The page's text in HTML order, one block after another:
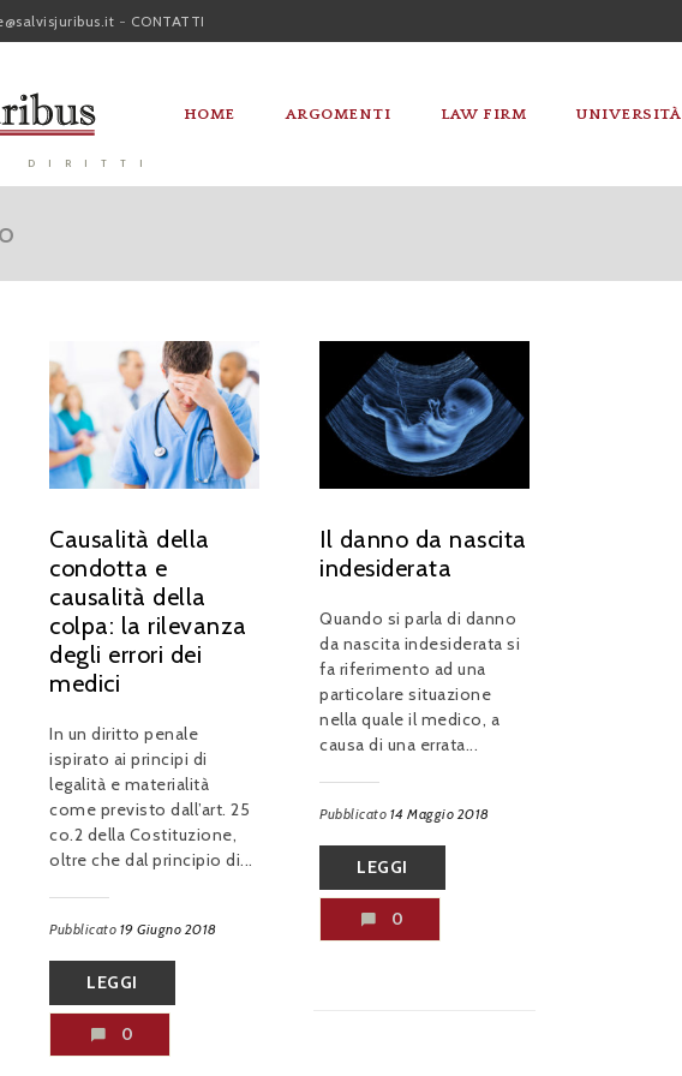
- CONTATTI
DIRITTI
HOME ARGOMENTI LAW FIRM UNIVERSITÀ
Causalità della
condotta e
causalità della
colpa: la rilevanza
degli errori dei
medici
In un diritto penale
ispirato ai principi di
legalità e materialità
come previsto dall’art. 25
co.2 della Costituzione,
oltre che dal principio di...
Pubblicato 19 Giugno 2018
LEGGI
0
Il danno da nascita
indesiderata
Quando si parla di danno
da nascita indesiderata si
fa riferimento ad una
particolare situazione
nella quale il medico, a
causa di una errata...
Pubblicato 14 Maggio 2018
LEGGI
0